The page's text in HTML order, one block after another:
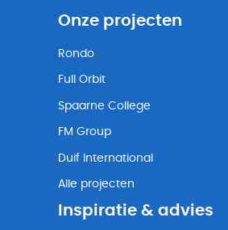
Onze projecten
Rondo
Full Orbit
Spaarne College
FM Group
Duif International
Alle projecten
Inspiratie & advies